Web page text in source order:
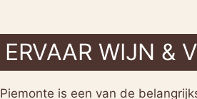
ERVAAR WIJN &
Piemonte is een van de